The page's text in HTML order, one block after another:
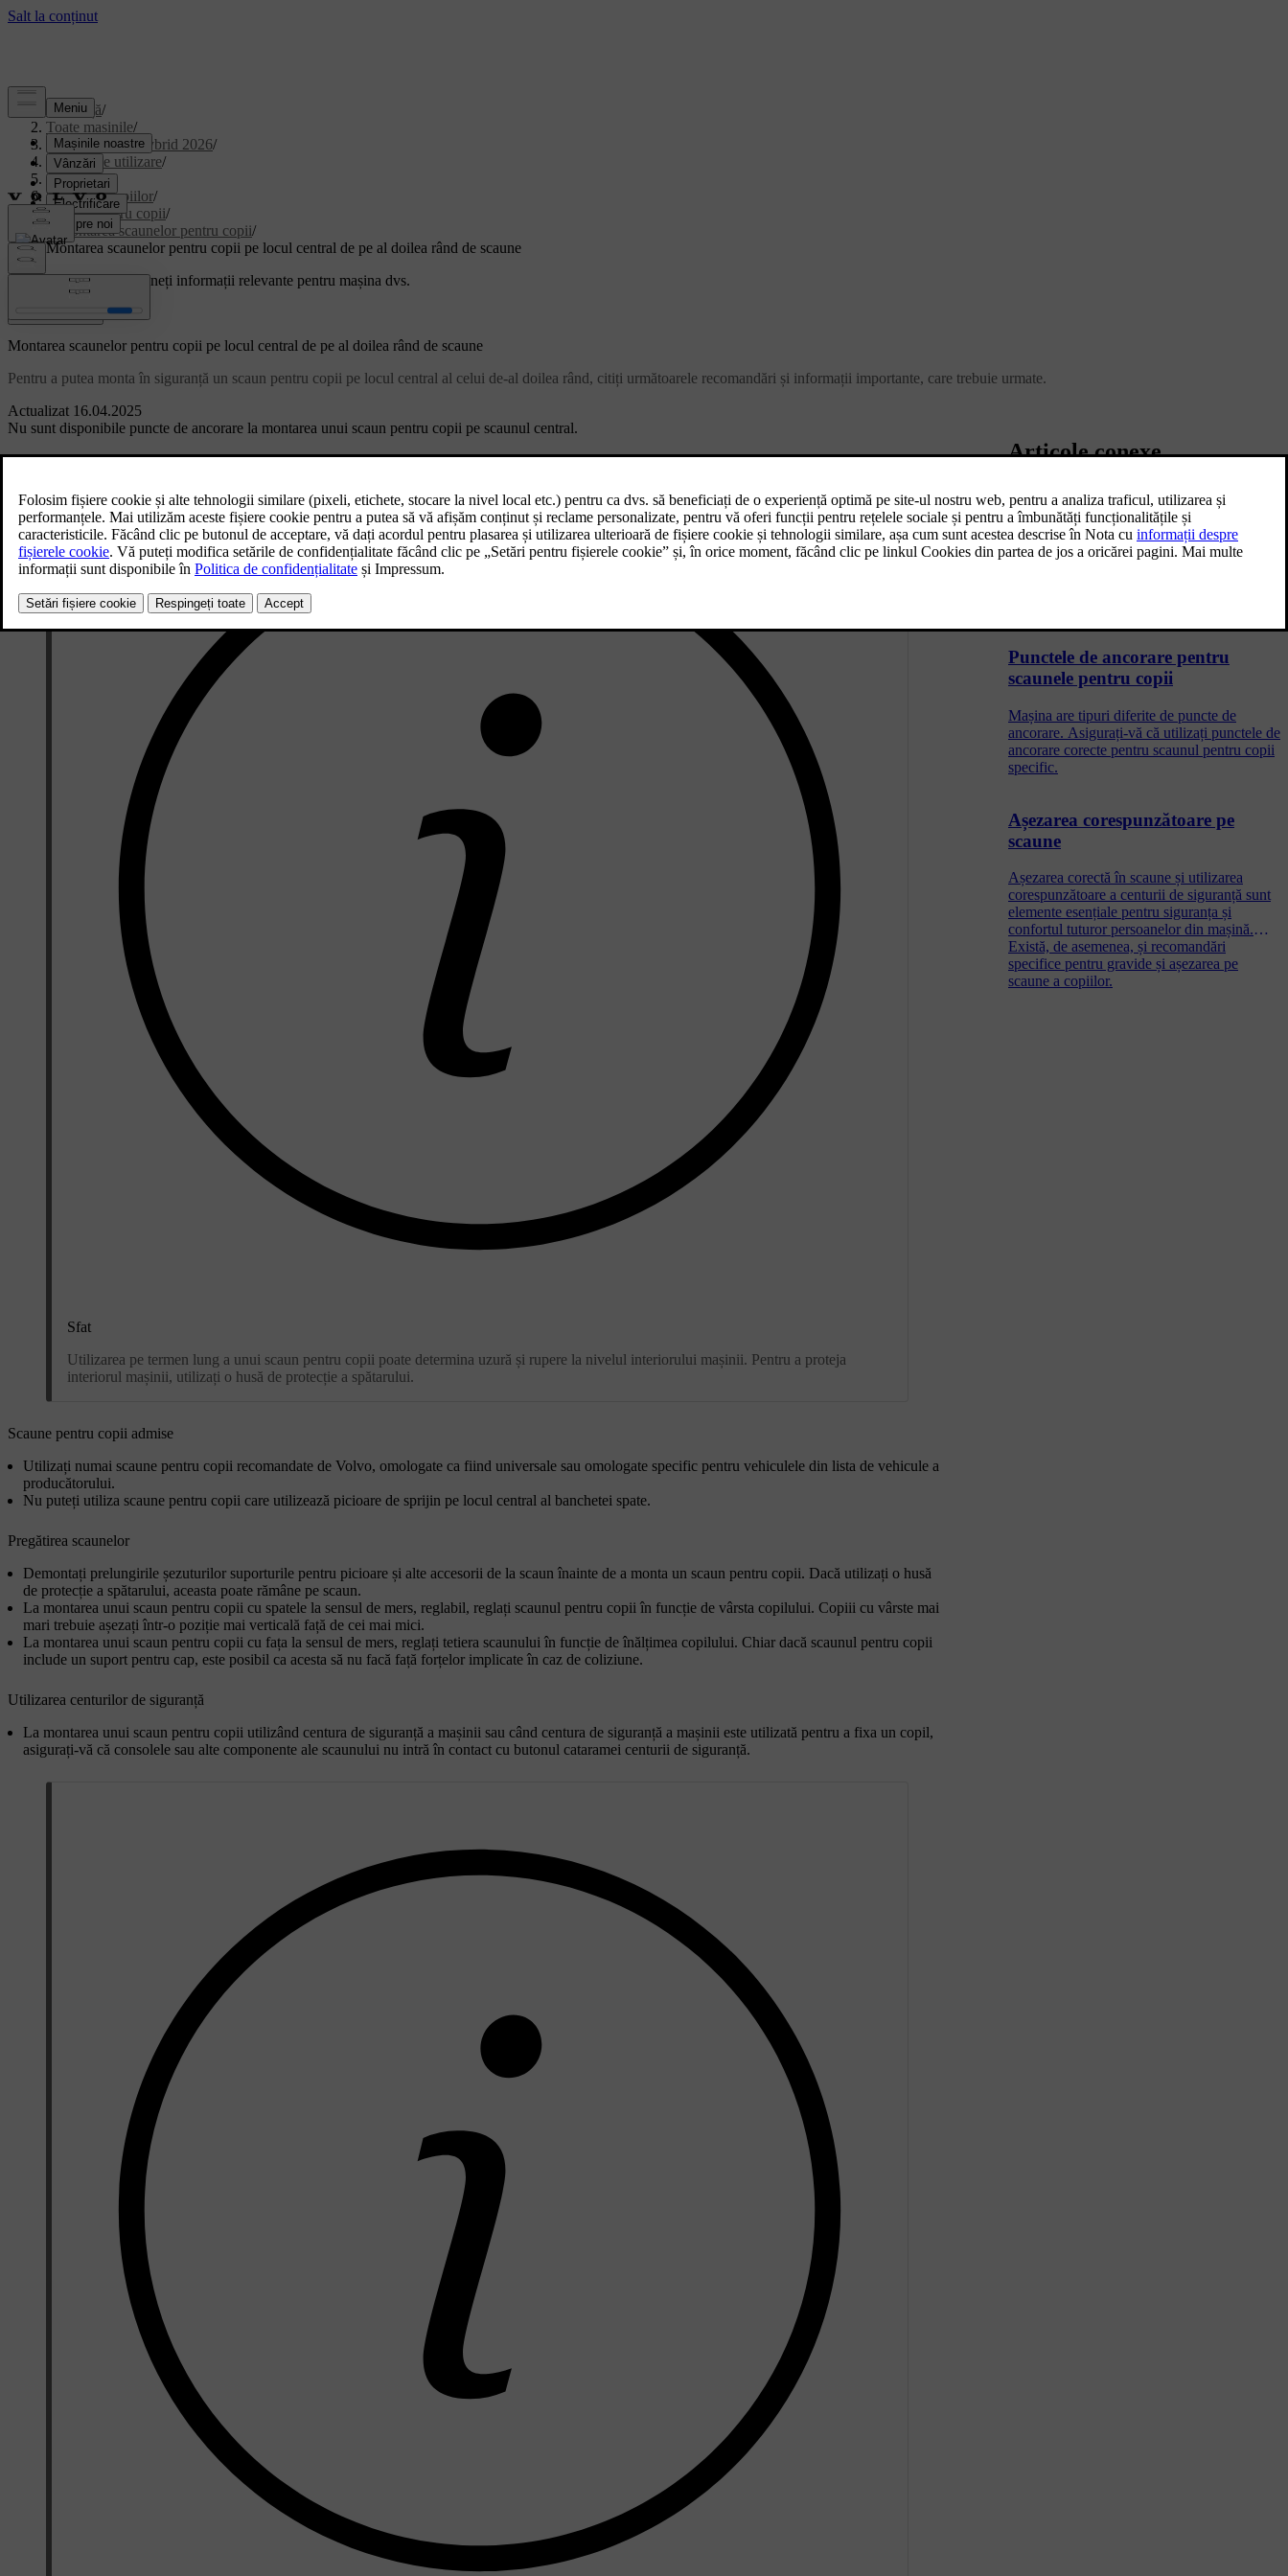
Asistență/
Toate mașinile/
XC90 Plug-in Hybrid 2026/
Manual de utilizare/
Siguranța/
Siguranța copiilor/
Scaune pentru copii/
Montarea scaunelor pentru copii/
Montarea scaunelor pentru copii pe locul central de pe al doilea rând de scaune
Suport personalizatObțineți informații relevante pentru mașina dvs.
Actualizat 16.04.2025
Montarea scaunelor pentru copii pe locul central de pe al doilea rând de scaune
Pentru a putea monta în siguranță un scaun pentru copii pe locul central al celui de-al doilea rând, citiți următoarele recomandări și informații importante, care trebuie urmate.
Nu sunt disponibile puncte de ancorare la montarea unui scaun pentru copii pe scaunul central.
Sfat
Utilizarea pe termen lung a unui scaun pentru copii poate determina uzură și rupere la nivelul interiorului mașinii. Pentru a proteja
interiorul mașinii, utilizați o husă de protecție a spătarului.
Scaune pentru copii admise
Utilizați numai scaune pentru copii recomandate de Volvo, omologate ca fiind universale sau omologate specific pentru vehiculele din lista de vehicule a
producătorului.
Nu puteți utiliza scaune pentru copii care utilizează picioare de sprijin pe locul central al banchetei spate.
Pregătirea scaunelor
Demontați prelungirile șezuturilor suporturile pentru picioare și alte accesorii de la scaun înainte de a monta un scaun pentru copii. Dacă utilizați o husă
de protecție a spătarului, aceasta poate rămâne pe scaun.
La montarea unui scaun pentru copii cu spatele la sensul de mers, reglabil, reglați scaunul pentru copii în funcție de vârsta copilului. Copiii cu vârste mai
mari trebuie așezați într-o poziție mai verticală față de cei mai mici.
La montarea unui scaun pentru copii cu fața la sensul de mers, reglați tetiera scaunului în funcție de înălțimea copilului. Chiar dacă scaunul pentru copii
include un suport pentru cap, este posibil ca acesta să nu facă față forțelor implicate în caz de coliziune.
Utilizarea centurilor de siguranță
La montarea unui scaun pentru copii utilizând centura de siguranță a mașinii sau când centura de siguranță a mașinii este utilizată pentru a fixa un copil,
asigurați-vă că consolele sau alte componente ale scaunului nu intră în contact cu butonul cataramei centurii de siguranță.
Articole conexe
Reglarea tetierei scaunului central
de pe al doilea rând
Punctele de ancorare pentru
scaunele pentru copii
Mașina are tipuri diferite de puncte de
ancorare. Asigurați-vă că utilizați punctele de
ancorare corecte pentru scaunul pentru copii
specific.
Așezarea corespunzătoare pe
scaune
Așezarea corectă în scaune și utilizarea
corespunzătoare a centurii de siguranță sunt
elemente esențiale pentru siguranța și
confortul tuturor persoanelor din mașină.
Există, de asemenea, și recomandări
specifice pentru gravide și așezarea pe
scaune a copiilor.